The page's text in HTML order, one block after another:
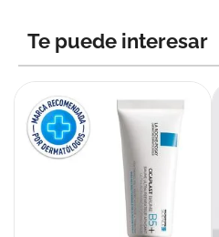
Te puede interesar
10 .neumoflux